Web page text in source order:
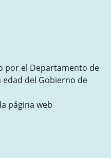
por el Departamento de
del Gobierno de
página web